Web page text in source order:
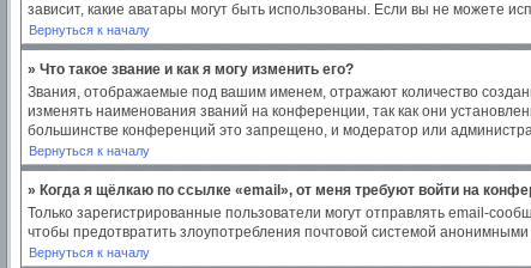
зависит, какие аватары могут быть использованы. Если вы не можете
Вернуться к началу
» Что такое звание и как я могу изменить его?
Звания, отображаемые под вашим именем, отражают количество
изменять наименования званий на конференции, так как они
большинстве конференций это запрещено, и модератор или
Вернуться к началу
» Когда я щёлкаю по ссылке «email», от меня требуют войти на
Только зарегистрированные пользователи могут отправлять email-
чтобы предотвратить злоупотребления почтовой системой
Вернуться к началу